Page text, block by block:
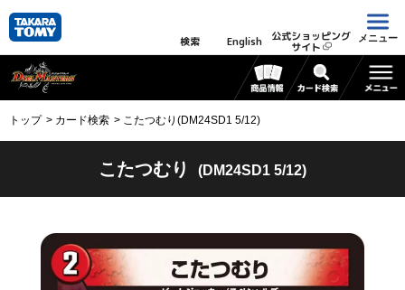
検索 English 公式ショッピング
サイト
メニュー
トップ カード検索 こたつむり(DM24SD1 5/12)
こたつむり (DM24SD1 5/12)